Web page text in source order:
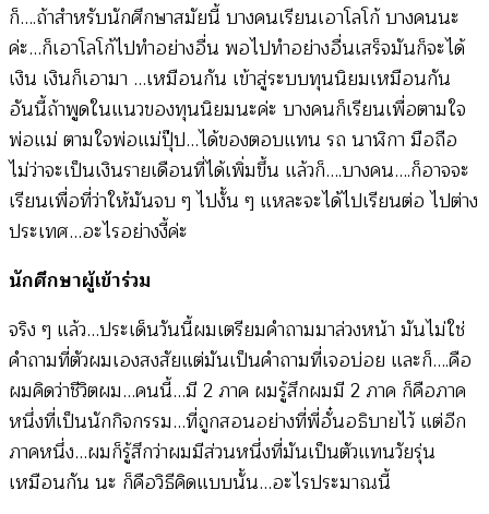
ก็….ถ้าสำหรับนักศึกษาสมัยนี้ บางคนเรียนเอาโลโก้ บางคนนะ
ค่ะ…ก็เอาโลโก้ไปทำอย่างอื่น พอไปทำอย่างอื่นเสร็จมันก็จะได้
เงิน เงินก็เอามา …เหมือนกัน เข้าสู่ระบบทุนนิยมเหมือนกัน
อันนี้ถ้าพูดในแนวของทุนนิยมนะค่ะ บางคนก็เรียนเพื่อตามใจ
พ่อแม่ ตามใจพ่อแม่ปุ๊ป…ได้ของตอบแทน รถ นาฬิกา มือถือ
ไม่ว่าจะเป็นเงินรายเดือนที่ได้เพิ่มขึ้น แล้วก็….บางคน….ก็อาจจะ
เรียนเพื่อที่ว่าให้มันจบ ๆ ไปงั้น ๆ แหละจะได้ไปเรียนต่อ ไปต่าง
ประเทศ…อะไรอย่างงี้ค่ะ
นักศึกษาผู้เข้าร่วม
จริง ๆ แล้ว…ประเด็นวันนี้ผมเตรียมคำถามมาล่วงหน้า มันไม่ใช่
คำถามที่ตัวผมเองสงสัยแต่มันเป็นคำถามที่เจอบ่อย และก็….คือ
ผมคิดว่าชีวิตผม…คนนี้…มี 2 ภาค ผมรู้สึกผมมี 2 ภาค ก็คือภาค
หนึ่งที่เป็นนักกิจกรรม…ที่ถูกสอนอย่างที่พี่อั๋นอธิบายไว้ แต่อีก
ภาคหนึ่ง…ผมก็รู้สึกว่าผมมีส่วนหนึ่งที่มันเป็นตัวแทนวัยรุ่น
เหมือนกัน นะ ก็คือวิธีคิดแบบนั้น…อะไรประมาณนี้